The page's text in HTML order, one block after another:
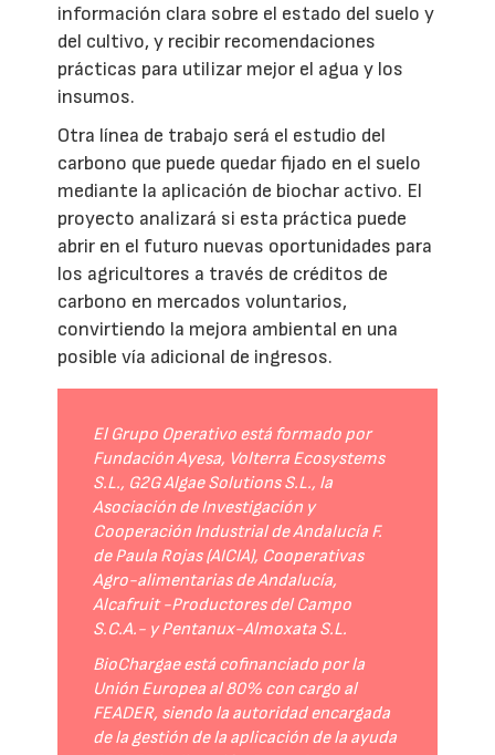
información clara sobre el estado del suelo y
del cultivo, y recibir recomendaciones
prácticas para utilizar mejor el agua y los
insumos.
Otra línea de trabajo será el estudio del
carbono que puede quedar fijado en el suelo
mediante la aplicación de biochar activo. El
proyecto analizará si esta práctica puede
abrir en el futuro nuevas oportunidades para
los agricultores a través de créditos de
carbono en mercados voluntarios,
convirtiendo la mejora ambiental en una
posible vía adicional de ingresos.
El Grupo Operativo está formado por
Fundación Ayesa, Volterra Ecosystems
S.L., G2G Algae Solutions S.L., la
Asociación de Investigación y
Cooperación Industrial de Andalucía F.
de Paula Rojas (AICIA), Cooperativas
Agro-alimentarias de Andalucía,
Alcafruit -Productores del Campo
S.C.A.- y Pentanux-Almoxata S.L.
BioChargae está cofinanciado por la
Unión Europea al 80% con cargo al
FEADER, siendo la autoridad encargada
de la gestión de la aplicación de la ayuda